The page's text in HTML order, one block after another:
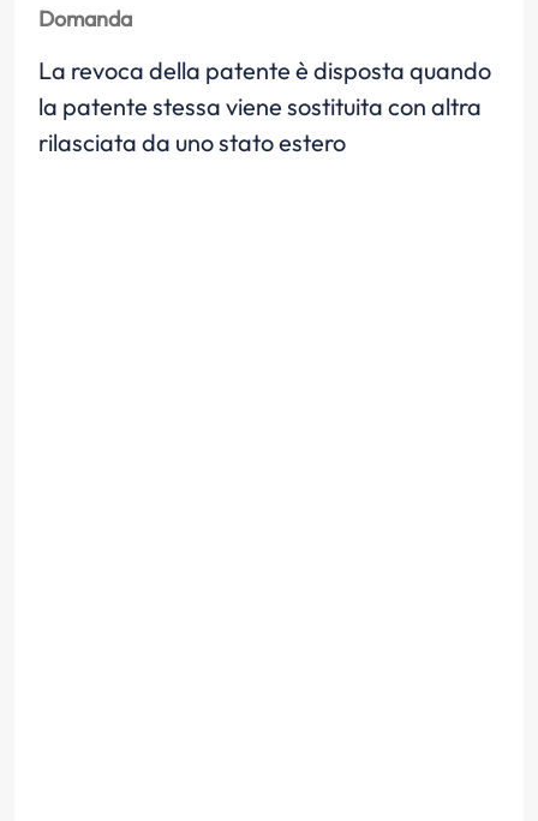
Domanda
La revoca della patente è disposta quando
la patente stessa viene sostituita con altra
rilasciata da uno stato estero